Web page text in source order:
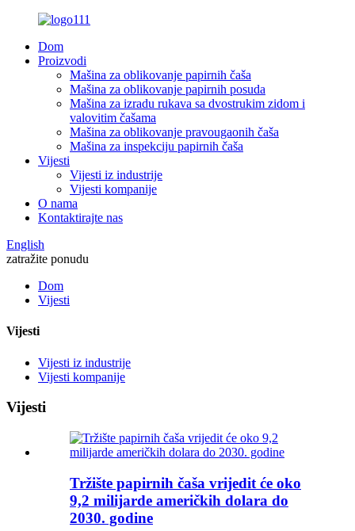
Dom
Proizvodi
Mašina za oblikovanje papirnih čaša
Mašina za oblikovanje papirnih posuda
Mašina za izradu rukava sa dvostrukim zidom i
valovitim čašama
Mašina za oblikovanje pravougaonih čaša
Mašina za inspekciju papirnih čaša
Vijesti
Vijesti iz industrije
Vijesti kompanije
O nama
Kontaktirajte nas
English
zatražite ponudu
Dom
Vijesti
Vijesti
Vijesti iz industrije
Vijesti kompanije
Vijesti
Tržište papirnih čaša vrijedit će oko
9,2 milijarde američkih dolara do
2030. godine